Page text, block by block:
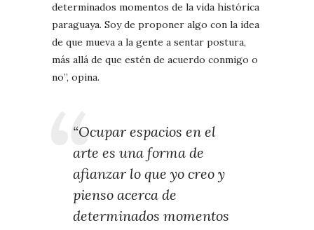
determinados momentos de la vida histórica
paraguaya. Soy de proponer algo con la idea
de que mueva a la gente a sentar postura,
más allá de que estén de acuerdo conmigo o
no”, opina.
“Ocupar espacios en el
arte es una forma de
afianzar lo que yo creo y
pienso acerca de
determinados momentos